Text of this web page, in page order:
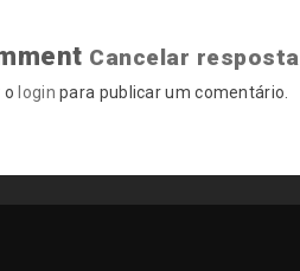
Cancelar resposta
o login para publicar um comentário.